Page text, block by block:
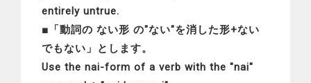
entirely untrue.
■「動詞の ない形 の"ない"を消した形+ない
でもない」とします。
Use the nai-form of a verb with the "nai"